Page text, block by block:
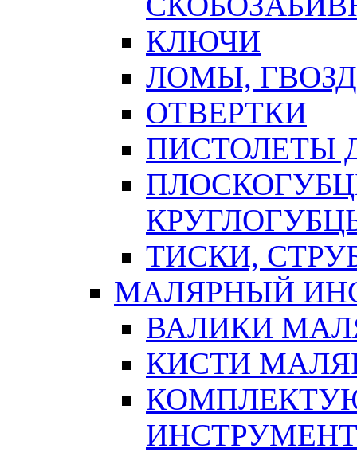
КЛЮЧИ
ЛОМЫ,
ОТВЕРТКИ
ПИСТОЛЕТЫ
ТИСКИ,
МАЛЯРНЫЙ
ВАЛИКИ
КИСТИ